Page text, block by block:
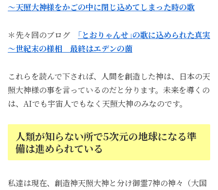
～天照大神様をかごの中に閉じ込めてしまった時の歌
＊先々回のブログ ｢とおりゃんせ｣の歌に込められた真実
～世紀末の様相 最終はエデンの薗
これらを読んで下されば、人間を創造した神は、日本の天
照大神様の事を言っているのだと分ります。未来を導くの
は、AIでも宇宙人でもなく天照大神のみなのです。
人類が知らない所で5次元の地球になる準
備は進められている
私達は現在、創造神天照大神と分け御霊7神の神々（大国